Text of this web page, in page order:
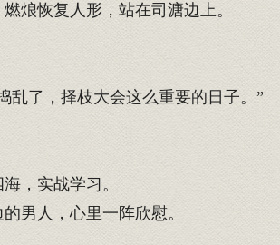
烺恢复人形，站在司溏边上。
了，择枝大会这么重要的日子。”
，实战学习。
男人，心里一阵欣慰。